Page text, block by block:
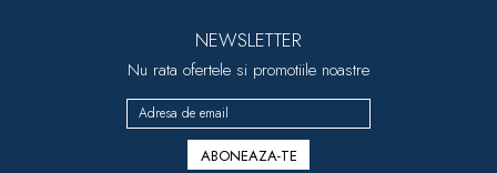
NEWSLETTER
Nu rata ofertele si promotiile noastre